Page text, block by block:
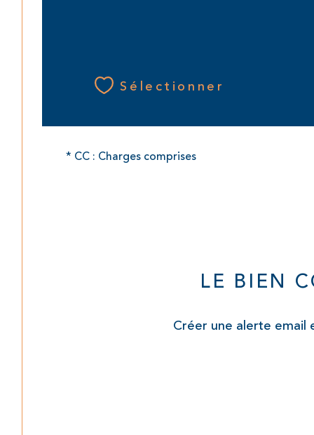
Sélectionner
* CC : Charges comprises
LE BIEN
Créer une alerte email